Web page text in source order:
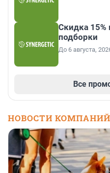
Скидка
подборки
До 6 августа,
Все
НОВОСТИ КОМПАНИЙ